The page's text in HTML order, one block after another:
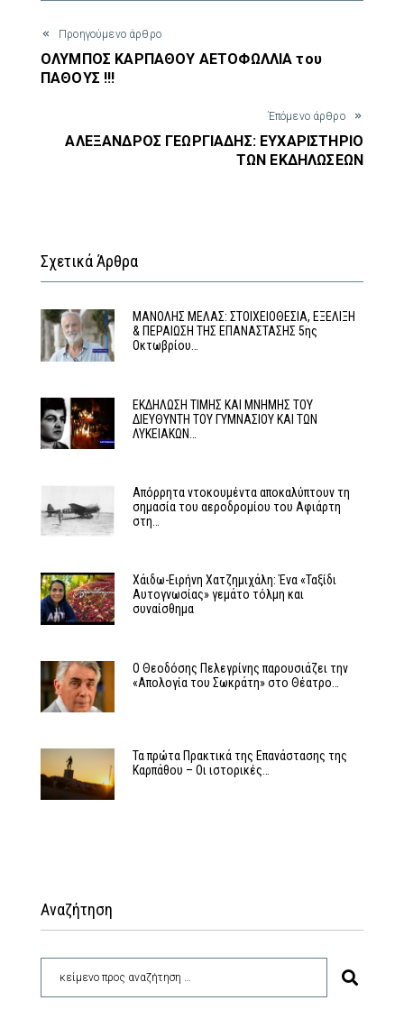
Προηγούμενο άρθρο
ΟΛΥΜΠΟΣ ΚΑΡΠΑΘΟΥ ΑΕΤΟΦΩΛΛΙΑ του
ΠΑΘΟΥΣ !!!
Έπόμενο άρθρο
ΑΛΕΞΑΝΔΡΟΣ ΓΕΩΡΓΙΑΔΗΣ: ΕΥΧΑΡΙΣΤΗΡΙΟ
ΤΩΝ ΕΚΔΗΛΩΣΕΩΝ
Σχετικά Άρθρα
MΑΝΟΛΗΣ ΜΕΛΑΣ: ΣΤΟΙΧΕΙΟΘΕΣΙΑ, ΕΞΕΛΙΞΗ
& ΠΕΡΑΙΩΣΗ ΤΗΣ ΕΠΑΝΑΣΤΑΣΗΣ 5ης
Οκτωβρίου…
ΕΚΔΗΛΩΣΗ ΤΙΜΗΣ ΚΑΙ ΜΝΗΜΗΣ ΤΟΥ
ΔΙΕΥΘΥΝΤΗ ΤΟΥ ΓΥΜΝΑΣΙΟΥ ΚΑΙ ΤΩΝ
ΛΥΚΕΙΑΚΩΝ…
Απόρρητα ντοκουμέντα αποκαλύπτουν τη
σημασία του αεροδρομίου του Αφιάρτη
στη…
Χάιδω-Ειρήνη Χατζημιχάλη: Ένα «Ταξίδι
Αυτογνωσίας» γεμάτο τόλμη και
συναίσθημα
Ο Θεοδόσης Πελεγρίνης παρουσιάζει την
«Απολογία του Σωκράτη» στο Θέατρο…
Τα πρώτα Πρακτικά της Επανάστασης της
Καρπάθου – Οι ιστορικές…
Αναζήτηση